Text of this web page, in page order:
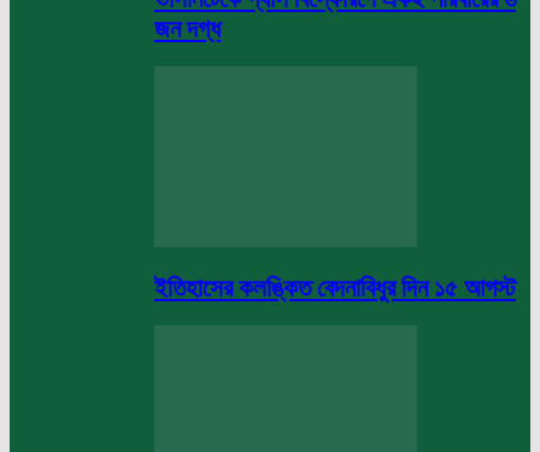
জন দগ্ধ
ইতিহাসের কলঙ্কিত বেদনাবিধুর দিন ১৫ আগস্ট